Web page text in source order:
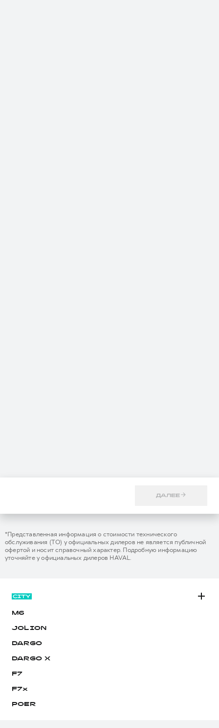
ДАЛЕЕ
*Представленная информация о стоимости технического
обслуживания (ТО) у официальных дилеров не является публичной
офертой и носит справочный характер. Подробную информацию
уточняйте у официальных дилеров HAVAL.
M6
JOLION
DARGO
DARGO Х
F7
F7x
POER